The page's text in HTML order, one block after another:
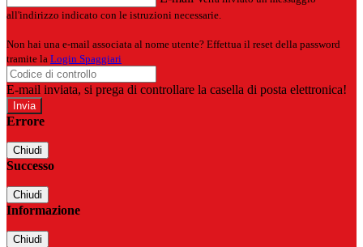
all'indirizzo indicato con le istruzioni necessarie.
Non hai una e-mail associata al nome utente? Effettua il reset della password
tramite la Login Spaggiari
E-mail inviata, si prega di controllare la casella di posta elettronica!
Errore
Chiudi
Successo
Chiudi
Informazione
Chiudi